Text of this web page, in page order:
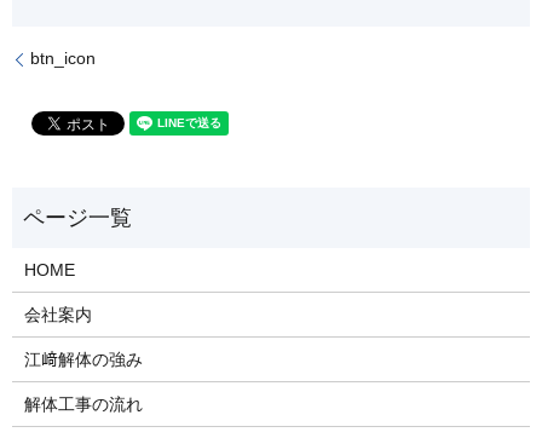
btn_icon
HOME
会社案内
江﨑解体の強み
解体工事の流れ